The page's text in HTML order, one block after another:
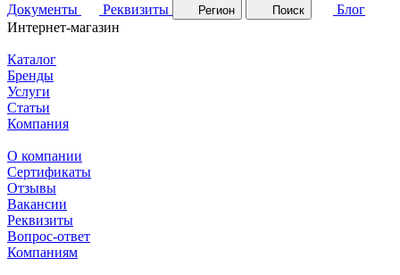
Документы
Реквизиты Регион Поиск
Блог
Интернет-магазин
Каталог
Бренды
Услуги
Статьи
Компания
О компании
Сертификаты
Отзывы
Вакансии
Реквизиты
Вопрос-ответ
Компаниям